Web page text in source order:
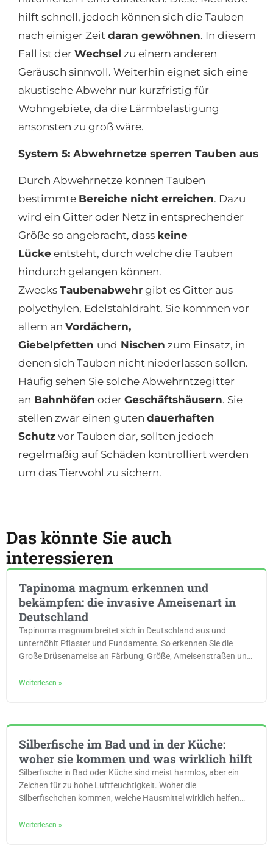
hilft schnell, jedoch können sich die Tauben
nach einiger Zeit daran gewöhnen. In diesem
Fall ist der Wechsel zu einem anderen
Geräusch sinnvoll. Weiterhin eignet sich eine
akustische Abwehr nur kurzfristig für
Wohngebiete, da die Lärmbelästigung
ansonsten zu groß wäre.
System 5: Abwehrnetze sperren Tauben aus
Durch Abwehrnetze können Tauben
bestimmte Bereiche nicht erreichen. Dazu
wird ein Gitter oder Netz in entsprechender
Größe so angebracht, dass keine
Lücke entsteht, durch welche die Tauben
hindurch gelangen können.
Zwecks Taubenabwehr gibt es Gitter aus
polyethylen, Edelstahldraht. Sie kommen vor
allem an Vordächern,
Giebelpfetten und Nischen zum Einsatz, in
denen sich Tauben nicht niederlassen sollen.
Häufig sehen Sie solche Abwehrntzegitter
an Bahnhöfen oder Geschäftshäusern. Sie
stellen zwar einen guten dauerhaften
Schutz vor Tauben dar, sollten jedoch
regelmäßig auf Schäden kontrolliert werden
um das Tierwohl zu sichern.
Das könnte Sie auch
interessieren
Tapinoma magnum erkennen und
bekämpfen: die invasive Ameisenart in
Deutschland
Tapinoma magnum breitet sich in Deutschland aus und
unterhöhlt Pflaster und Fundamente. So erkennen Sie die
Große Drüsenameise an Färbung, Größe, Ameisenstraßen und
Weiterlesen »
Silberfische im Bad und in der Küche:
woher sie kommen und was wirklich hilft
Silberfische in Bad oder Küche sind meist harmlos, aber ein
Zeichen für zu hohe Luftfeuchtigkeit. Woher die
Silberfischchen kommen, welche Hausmittel wirklich helfen
Weiterlesen »